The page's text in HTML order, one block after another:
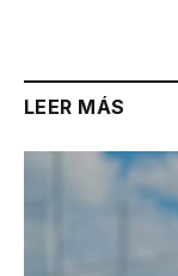
LEER MÁS